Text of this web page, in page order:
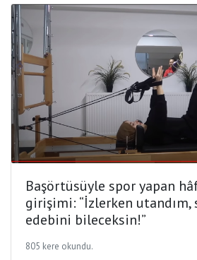
Başörtüsüyle spor yapan
girişimi: “İzlerken utandım,
edebini bileceksin!”
805 kere okundu.